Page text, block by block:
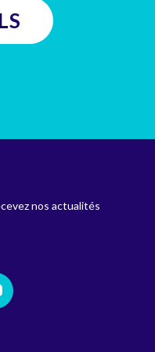
nos actualités